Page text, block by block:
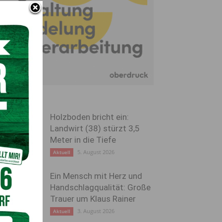
Holzboden bricht ein:
Landwirt (38) stürzt 3,5
Meter in die Tiefe
Aktuell 5. August 2026
Ein Mensch mit Herz und
Handschlagqualität: Große
Trauer um Klaus Rainer
Aktuell 3. August 2026